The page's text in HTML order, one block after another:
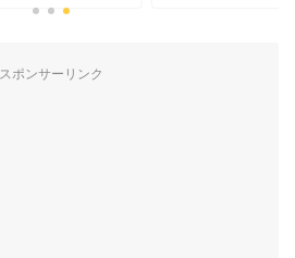
スポンサーリンク